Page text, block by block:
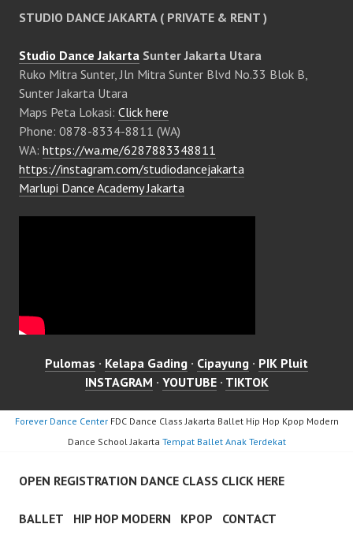
STUDIO DANCE JAKARTA ( PRIVATE & RENT )
Studio Dance Jakarta Sunter Jakarta Utara
Ruko Mitra Sunter, Jln Mitra Sunter Blvd No.33 Blok B,
Sunter Jakarta Utara
Maps Peta Lokasi: Click here
Phone: 0878-8334-8811 (WA)
WA: https://wa.me/6287883348811
https://instagram.com/studiodancejakarta
Marlupi Dance Academy Jakarta
Pulomas · Kelapa Gading · Cipayung · PIK Pluit
INSTAGRAM · YOUTUBE· TIKTOK
Forever Dance CenterFDC Dance Class Jakarta Ballet Hip Hop Kpop Modern
Dance School Jakarta Tempat Ballet Anak Terdekat
OPEN REGISTRATION DANCE CLASS CLICK HERE
BALLET HIP HOP MODERN KPOP CONTACT